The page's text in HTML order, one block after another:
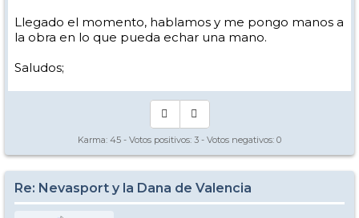
😘😘
Llegado el momento, hablamos y me pongo manos a
la obra en lo que pueda echar una mano.
Saludos;
Karma: 45 - Votos positivos: 3 - Votos negativos: 0
Re: Nevasport y la Dana de Valencia